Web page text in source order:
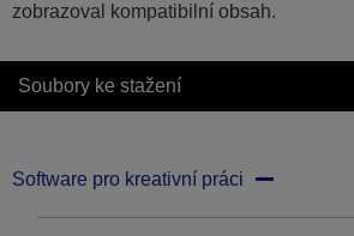
zobrazoval kompatibilní obsah.
Soubory ke stažení
Software pro kreativní práci